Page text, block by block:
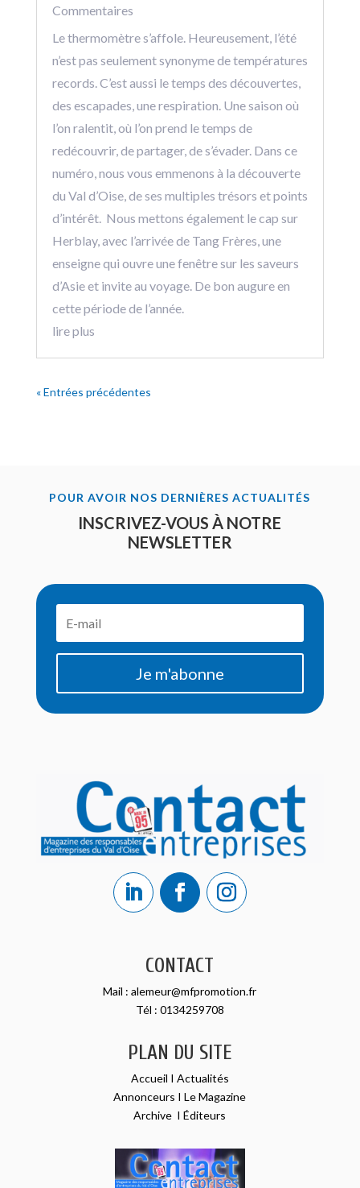
Commentaires
Le thermomètre s’affole. Heureusement, l’été
n’est pas seulement synonyme de températures
records. C’est aussi le temps des découvertes,
des escapades, une respiration. Une saison où
l’on ralentit, où l’on prend le temps de
redécouvrir, de partager, de s’évader. Dans ce
numéro, nous vous emmenons à la découverte
du Val d’Oise, de ses multiples trésors et points
d’intérêt. Nous mettons également le cap sur
Herblay, avec l’arrivée de Tang Frères, une
enseigne qui ouvre une fenêtre sur les saveurs
d’Asie et invite au voyage. De bon augure en
cette période de l’année.
lire plus
« Entrées précédentes
POUR AVOIR NOS DERNIÈRES ACTUALITÉS
INSCRIVEZ-VOUS À NOTRE
NEWSLETTER
Je m'abonne
CONTACT
Mail :alemeur@mfpromotion.fr
Tél : 0134259708
PLAN DU SITE
Accueil I Actualités
Annonceurs ILe Magazine
Archive IÉditeurs